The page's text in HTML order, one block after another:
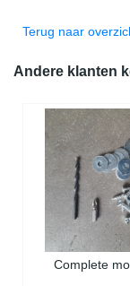
Terug naar
Andere klanten
Complete